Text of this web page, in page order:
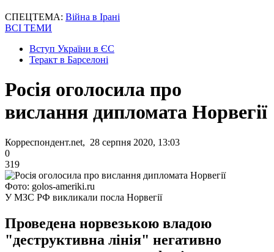
СПЕЦТЕМА: Війна в Ірані
ВСІ ТЕМИ
Вступ України в ЄС
Теракт в Барселоні
Росія оголосила про
вислання дипломата Норвегії
Корреспондент.net, 28 серпня 2020, 13:03
0
319
Фото: golos-ameriki.ru
У МЗС РФ викликали посла Норвегії
Проведена норвезькою владою
"деструктивна лінія" негативно